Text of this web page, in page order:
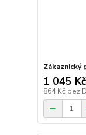
Zákaznický
1 045 Kč
864 Kč bez